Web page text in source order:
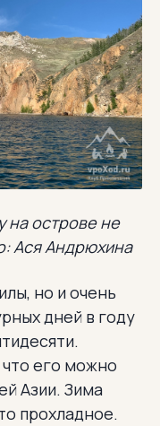
на острове не
Ася Андрюхина
но и очень
дней в году
его можно
Азии. Зима
прохладное.